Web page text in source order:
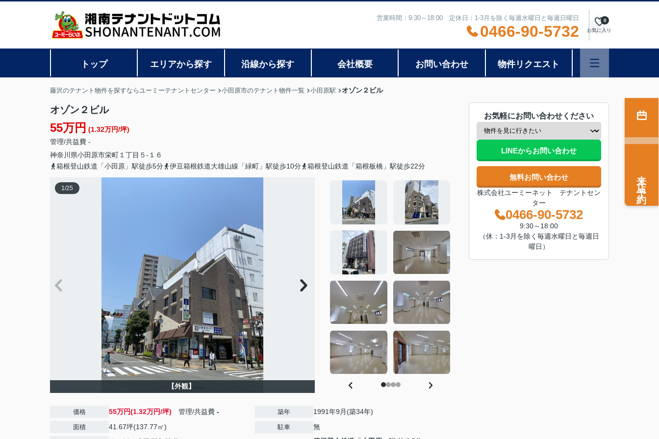
営業時間：9:30～18:00 定休日：1-3月を除く毎週水曜日と毎週日曜日
0466-90-5732 お気に入り
0
トップ エリアから探す 沿線から探す 会社概要 お問い合わせ 物件リクエスト
藤沢のテナント物件を探すならユーミーテナントセンター 小田原市のテナント物件一覧 小田原駅 オゾン２ビル
オゾン２ビル
55万円 (1.32万円/坪)
管理/共益費 -
神奈川県小田原市栄町 １丁目５-１６
箱根登山鉄道「小田原」駅徒歩5分
伊豆箱根鉄道大雄山線「緑町」駅徒歩10分 箱根登山鉄道「箱根板橋」駅徒歩22分
1/25
【外観】
価格 55万円(1.32万円/坪) 管理/共益費 -
面積 41.67坪(137.77㎡)
築年 1991年9月(築34年)
駐車 無
お気軽にお問い合わせください
LINEからお問い合わせ
無料お問い合わせ
株式会社ユーミーネット テナントセン
ター
0466-90-5732
9:30～18:00
（休：1-3月を除く毎週水曜日と毎週日
曜日）
来店予約